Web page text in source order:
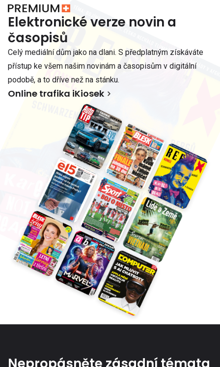
Elektronické verze novin a
časopisů
Celý mediální dům jako na dlani. S předplatným získáváte
přístup ke všem našim novinám a časopisům v digitální
podobě, a to dříve než na stánku.
Online trafika iKiosek